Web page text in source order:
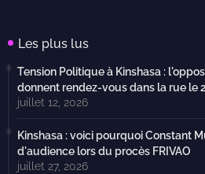
Les plus lus
Tension Politique à Kinshasa :
donnent rendez-vous dans la rue le
juillet 12, 2026
Kinshasa : voici pourquoi Constant
d'audience lors du procès FRIVAO
juillet 27, 2026